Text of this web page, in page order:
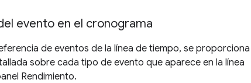
evento en el cronograma
de eventos de la línea de tiempo, se proporciona
sobre cada tipo de evento que aparece en la línea
Rendimiento.